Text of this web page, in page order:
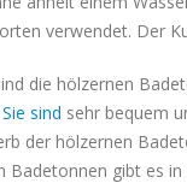
verwendet. Der
die hölzernen
Sie sind sehr bequem
der hölzernen
Badetonnen gibt es